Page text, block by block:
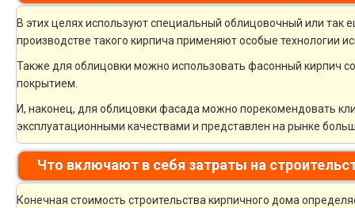
В этих целях используют специальный облицовочный или
производстве такого кирпича применяют особые технологии
Также для облицовки можно использовать фасонный кирпич
покрытием.
И, наконец, для облицовки фасада можно порекомендовать
эксплуатационными качествами и представлен на рынке
Что включают в себя затраты на
Конечная стоимость строительства кирпичного дома